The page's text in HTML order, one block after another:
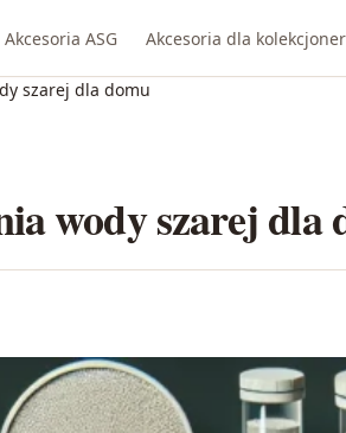
Akcesoria ASG Akcesoria dla
szarej dla domu
wody szarej dla